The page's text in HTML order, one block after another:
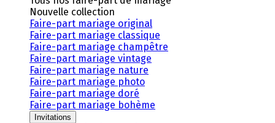
Nouvelle collection
Faire-part mariage original
Faire-part mariage classique
Faire-part mariage champêtre
Faire-part mariage vintage
Faire-part mariage nature
Faire-part mariage photo
Faire-part mariage doré
Faire-part mariage bohème
Invitations